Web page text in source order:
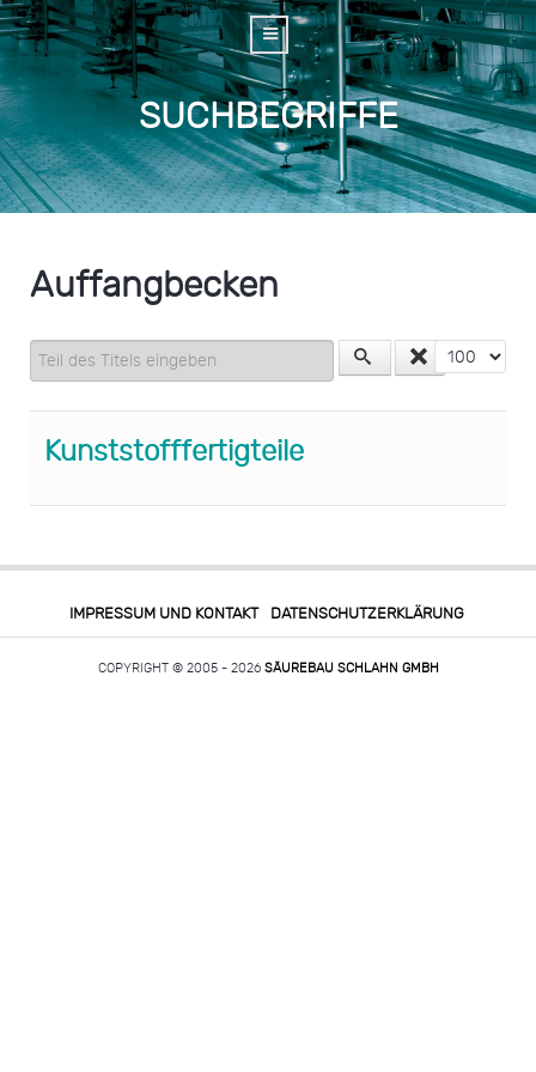
SUCHBEGRIFFE
Auffangbecken
Teil des Titels eingeben Anzeige #
Kunststofffertigteile
IMPRESSUM UND KONTAKT DATENSCHUTZERKLÄRUNG
COPYRIGHT © 2005 - 2026 SÄUREBAU SCHLAHN GMBH